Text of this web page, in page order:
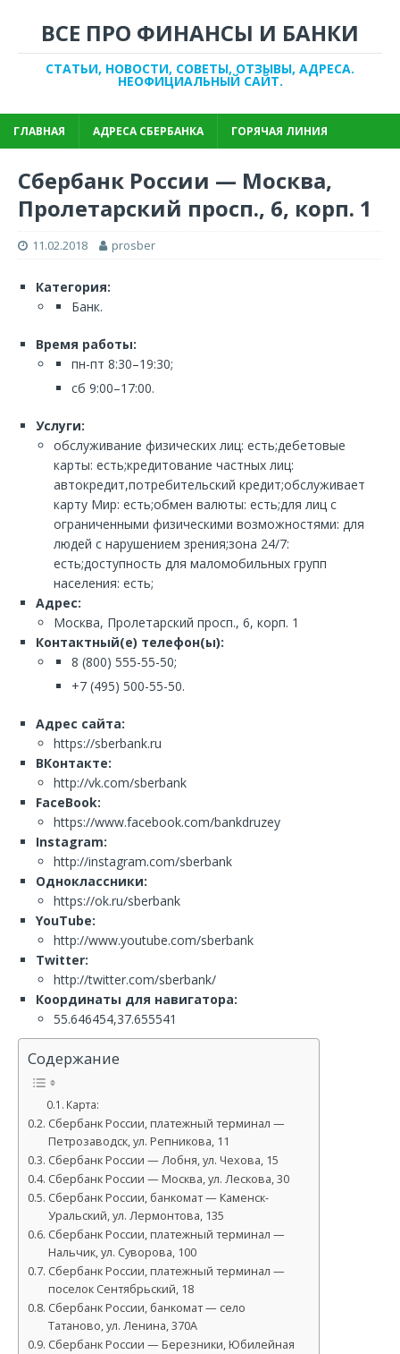
ВСЕ ПРО ФИНАНСЫ И БАНКИ
СТАТЬИ, НОВОСТИ, СОВЕТЫ, ОТЗЫВЫ, АДРЕСА.
НЕОФИЦИАЛЬНЫЙ САЙТ.
ГЛАВНАЯ АДРЕСА СБЕРБАНКА ГОРЯЧАЯ ЛИНИЯ
Сбербанк России — Москва,
Пролетарский просп., 6, корп. 1
11.02.2018 prosber
Категория:
Банк.
Время работы:
пн-пт 8:30–19:30;
сб 9:00–17:00.
Услуги:
обслуживание физических лиц: есть;дебетовые
карты: есть;кредитование частных лиц:
автокредит,потребительский кредит;обслуживает
карту Мир: есть;обмен валюты: есть;для лиц с
ограниченными физическими возможностями: для
людей с нарушением зрения;зона 24/7:
есть;доступность для маломобильных групп
населения: есть;
Адрес:
Москва, Пролетарский просп., 6, корп. 1
Контактный(е) телефон(ы):
8 (800) 555-55-50;
+7 (495) 500-55-50.
Адрес сайта:
https://sberbank.ru
ВКонтакте:
http://vk.com/sberbank
FaceBook:
https://www.facebook.com/bankdruzey
Instagram:
http://instagram.com/sberbank
Одноклассники:
https://ok.ru/sberbank
YouTube:
http://www.youtube.com/sberbank
Twitter:
http://twitter.com/sberbank/
Координаты для навигатора:
55.646454,37.655541
Содержание
Карта:
Сбербанк России, платежный терминал —
Петрозаводск, ул. Репникова, 11
Сбербанк России — Лобня, ул. Чехова, 15
Сбербанк России — Москва, ул. Лескова, 30
Сбербанк России, банкомат — Каменск-
Уральский, ул. Лермонтова, 135
Сбербанк России, платежный терминал —
Нальчик, ул. Суворова, 100
Сбербанк России, платежный терминал —
поселок Сентябрьский, 18
Сбербанк России, банкомат — село
Татаново, ул. Ленина, 370А
Сбербанк России — Березники, Юбилейная